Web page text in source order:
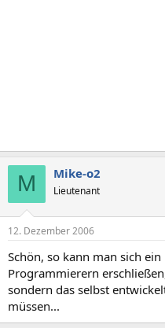
M Mike-o2
Lieutenant
12. Dezember 2006
Schön, so kann man sich
Programmierern
sondern das selbst
müssen...